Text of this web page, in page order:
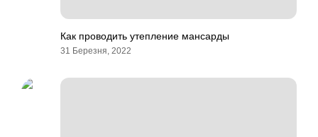
Как проводить утепление мансарды
31 Березня, 2022